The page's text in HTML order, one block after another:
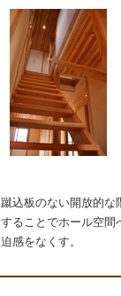
蹴込板のない開放的な
することでホール空間
迫感をなくす。